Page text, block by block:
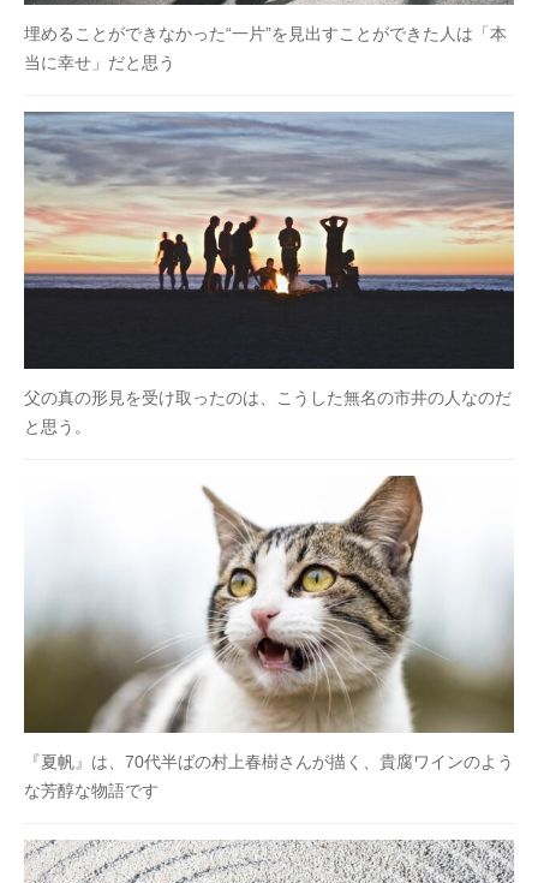
埋めることができなかった“一片”を見出すことができた人は「本
当に幸せ」だと思う
父の真の形見を受け取ったのは、こうした無名の市井の人なのだ
と思う。
『夏帆』は、70代半ばの村上春樹さんが描く、貴腐ワインのよう
な芳醇な物語です